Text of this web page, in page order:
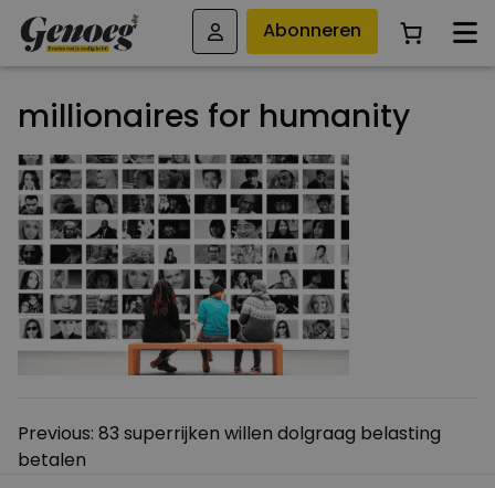
Abonneren
millionaires for humanity
Bericht
navigatie
Previous: 83 superrijken willen dolgraag belasting
betalen